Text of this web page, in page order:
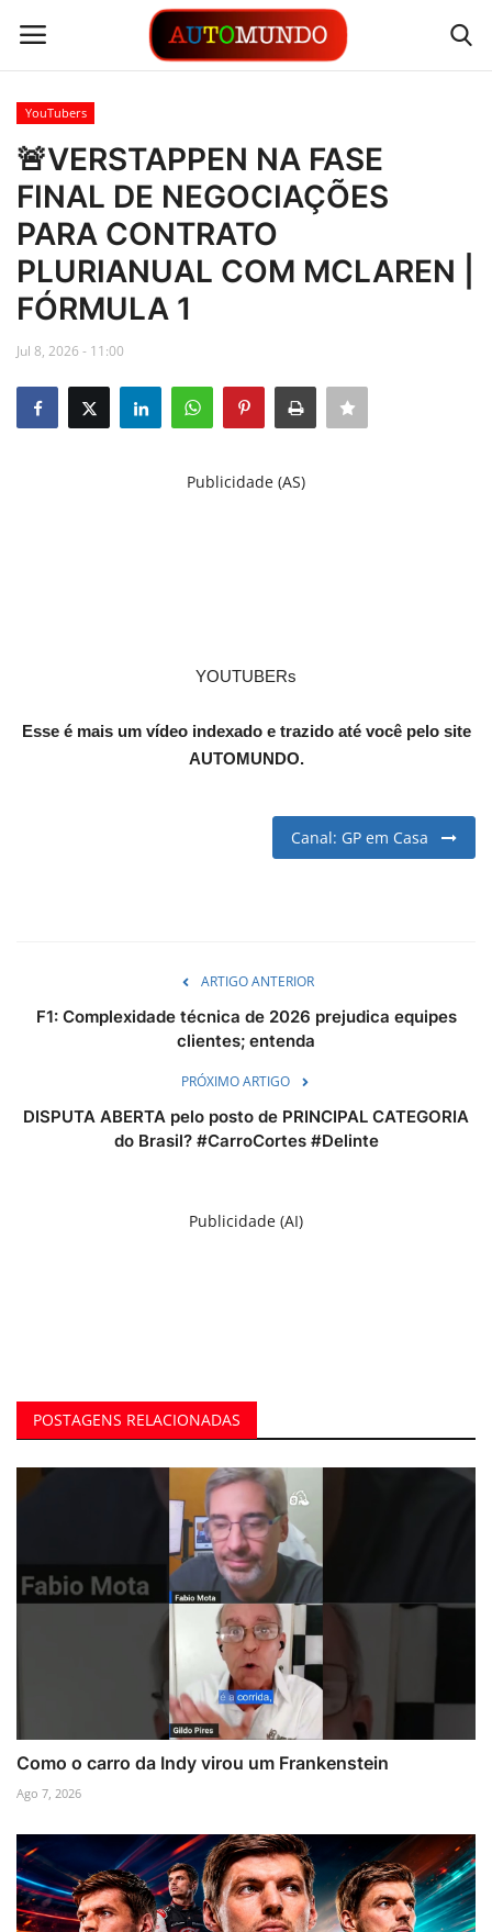
Login
Contato
Links
Busca Direta
Automóveis
Automobilismo
YouTubers
🚨VERSTAPPEN NA FASE
FINAL DE NEGOCIAÇÕES
PARA CONTRATO
PLURIANUAL COM MCLAREN |
FÓRMULA 1
Jul 8, 2026 - 11:00
Publicidade (AS)
YOUTUBERs
Esse é mais um vídeo indexado e trazido até você pelo site
AUTOMUNDO.
Canal: GP em Casa
ARTIGO ANTERIOR
F1: Complexidade técnica de 2026 prejudica equipes
clientes; entenda
PRÓXIMO ARTIGO
DISPUTA ABERTA pelo posto de PRINCIPAL CATEGORIA
do Brasil? #CarroCortes #Delinte
Publicidade (AI)
POSTAGENS RELACIONADAS
Como o carro da Indy virou um Frankenstein
Ago 7, 2026